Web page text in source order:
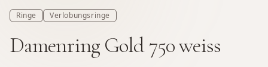
Ringe Verlobungsringe
Damenring Gold 750 weiss